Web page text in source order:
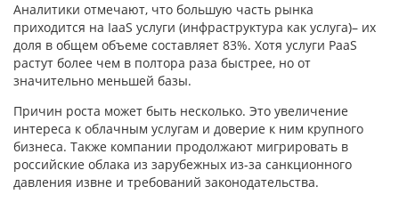
Аналитики отмечают, что большую часть рынка
приходится на IaaS услуги (инфраструктура как услуга)– их
доля в общем объеме составляет 83%. Хотя услуги PaaS
растут более чем в полтора раза быстрее, но от
значительно меньшей базы.
Причин роста может быть несколько. Это увеличение
интереса к облачным услугам и доверие к ним крупного
бизнеса. Также компании продолжают мигрировать в
российские облака из зарубежных из-за санкционного
давления извне и требований законодательства.